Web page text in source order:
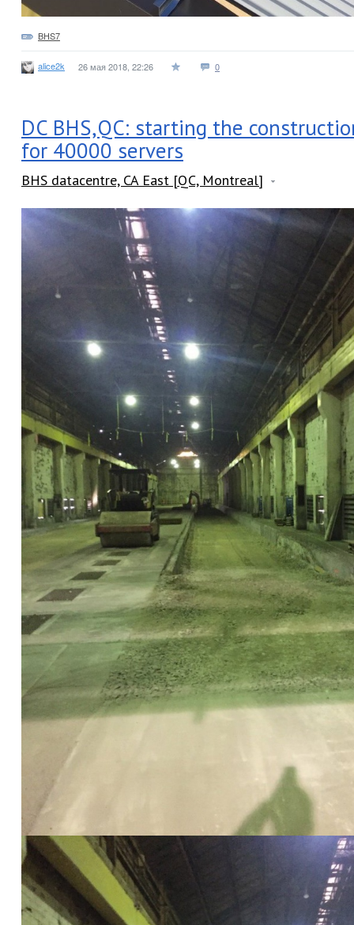
BHS7
alice2k 26 мая 2018, 22:26 0
DC BHS,QC: starting the
for 40000 servers
BHS datacentre, CA East [QC, Montreal]